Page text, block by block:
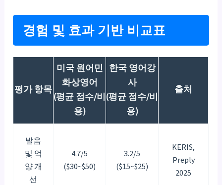
경험 및 효과 기반 비교표
평가 항목
미국 원어민
화상영어
(평균 점수/비
용)
한국 영어강
사
(평균 점수/비
용)
출처
발음
및 억
양 개
선
4.7/5
($30~$50)
3.2/5
($15~$25)
KERIS,
Preply
2025